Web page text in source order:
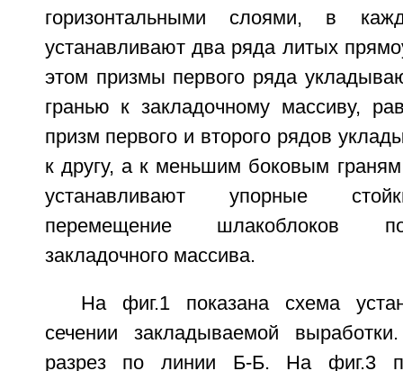
горизонтальными слоями, в
устанавливают два ряда литых
этом призмы первого ряда
гранью к закладочному массиву,
призм первого и второго рядов
к другу, а к меньшим боковым
устанавливают упорные
перемещение шлакоблоков
закладочного массива.
На фиг.1 показана схема
сечении закладываемой
разрез по линии Б-Б. На фиг.3